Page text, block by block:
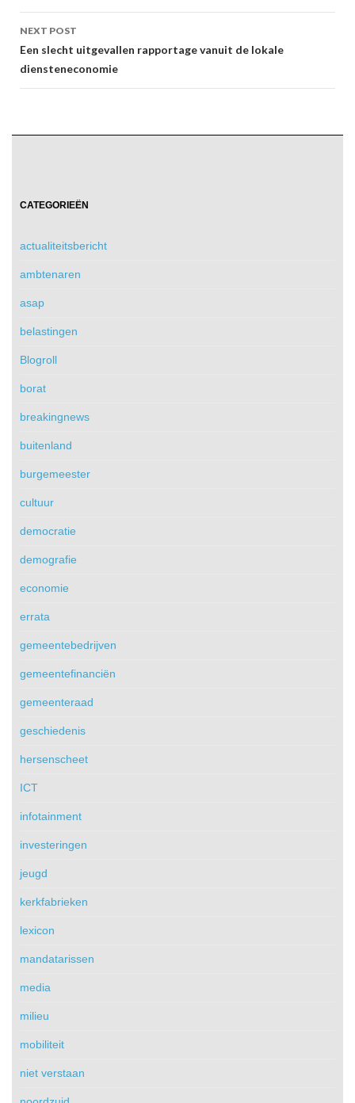
NEXT POST
Een slecht uitgevallen rapportage vanuit de lokale
diensteneconomie
CATEGORIEËN
actualiteitsbericht
ambtenaren
asap
belastingen
Blogroll
borat
breakingnews
buitenland
burgemeester
cultuur
democratie
demografie
economie
errata
gemeentebedrijven
gemeentefinanciën
gemeenteraad
geschiedenis
hersenscheet
ICT
infotainment
investeringen
jeugd
kerkfabrieken
lexicon
mandatarissen
media
milieu
mobiliteit
niet verstaan